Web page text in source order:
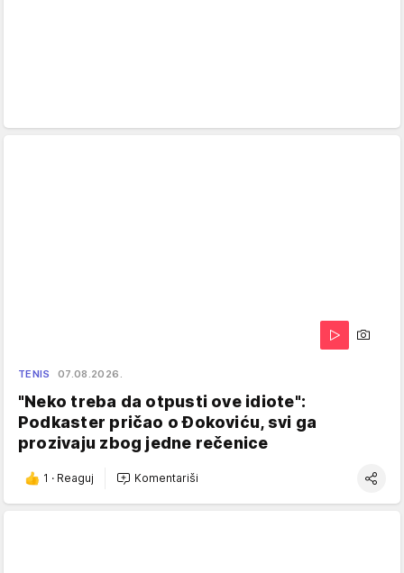
TENIS 07.08.2026.
"Neko treba da otpusti ove idiote":
Podkaster pričao o Đokoviću, svi ga
prozivaju zbog jedne rečenice
1 · Reaguj Komentariši